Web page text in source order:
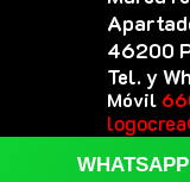
46200
Tel. y
Móvil
WHATSAPP